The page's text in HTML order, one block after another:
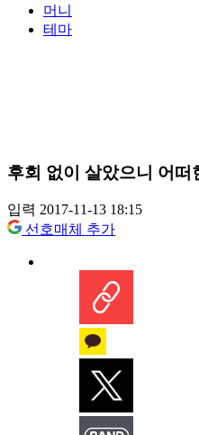
머니
테마
후회 없이 살았으니 어떠
입력 2017-11-13 18:15
선호매체 추가